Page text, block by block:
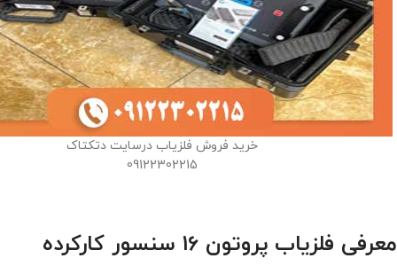
خرید فروش فلزیاب درسایت دتکتاک
09122302215
معرفی فلزیاب پروتون 16 سنسور کارکرده